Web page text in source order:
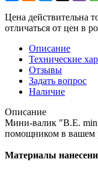
Цена действительна
отличаться от цен в
Описание
Технические
Отзывы
Задать вопрос
Наличие
Описание
Мини-валик "В.Е.
помощником в вашем
Материалы